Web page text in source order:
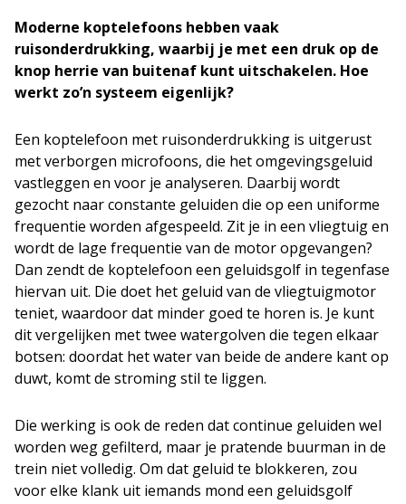
Moderne koptelefoons hebben vaak
ruisonderdrukking, waarbij je met een druk op de
knop herrie van buitenaf kunt uitschakelen. Hoe
werkt zo’n systeem eigenlijk?
Een koptelefoon met ruisonderdrukking is uitgerust
met verborgen microfoons, die het omgevingsgeluid
vastleggen en voor je analyseren. Daarbij wordt
gezocht naar constante geluiden die op een uniforme
frequentie worden afgespeeld. Zit je in een vliegtuig en
wordt de lage frequentie van de motor opgevangen?
Dan zendt de koptelefoon een geluidsgolf in tegenfase
hiervan uit. Die doet het geluid van de vliegtuigmotor
teniet, waardoor dat minder goed te horen is. Je kunt
dit vergelijken met twee watergolven die tegen elkaar
botsen: doordat het water van beide de andere kant op
duwt, komt de stroming stil te liggen.
Die werking is ook de reden dat continue geluiden wel
worden weg gefilterd, maar je pratende buurman in de
trein niet volledig. Om dat geluid te blokkeren, zou
voor elke klank uit iemands mond een geluidsgolf